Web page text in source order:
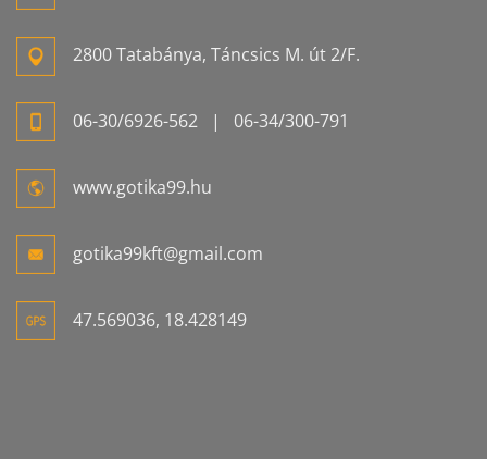
2800 Tatabánya, Táncsics M. út 2/F.
06-30/6926-562 | 06-34/300-791
www.gotika99.hu
gotika99kft@gmail.com
47.569036, 18.428149